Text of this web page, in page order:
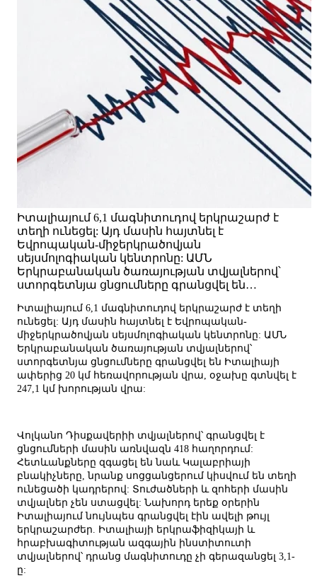
Իտալիայում 6,1 մագնիտուդով երկրաշարժ է
տեղի ունեցել: Այդ մասին հայտնել է
Եվրոպական-միջերկրածովյան
սեյսմոլոգիական կենտրոնը: ԱՄՆ
Երկրաբանական ծառայության տվյալներով՝
ստորգետնյա ցնցումները գրանցվել են…
Իտալիայում 6,1 մագնիտուդով երկրաշարժ է տեղի
ունեցել: Այդ մասին հայտնել է Եվրոպական-
միջերկրածովյան սեյսմոլոգիական կենտրոնը: ԱՄՆ
Երկրաբանական ծառայության տվյալներով՝
ստորգետնյա ցնցումները գրանցվել են Իտալիայի
ափերից 20 կմ հեռավորության վրա, օջախը գտնվել է
247,1 կմ խորության վրա:
Վոլկանո Դիսքավերիի տվյալներով՝ գրանցվել է
ցնցումների մասին առնվազն 418 հաղորդում:
Հետևանքները զգացել են նաև Կալաբրիայի
բնակիչները, նրանք սոցցանցերում կիսվում են տեղի
ունեցածի կադրերով: Տուժածների և զոհերի մասին
տվյալներ չեն ստացվել: Նախորդ երեք օրերին
Իտալիայում նույնպես գրանցվել էին ավելի թույլ
երկրաշարժեր. Իտալիայի երկրաֆիզիկայի և
հրաբխագիտության ազգային ինստիտուտի
տվյալներով՝ դրանց մագնիտուդը չի գերազանցել 3,1-
ը: